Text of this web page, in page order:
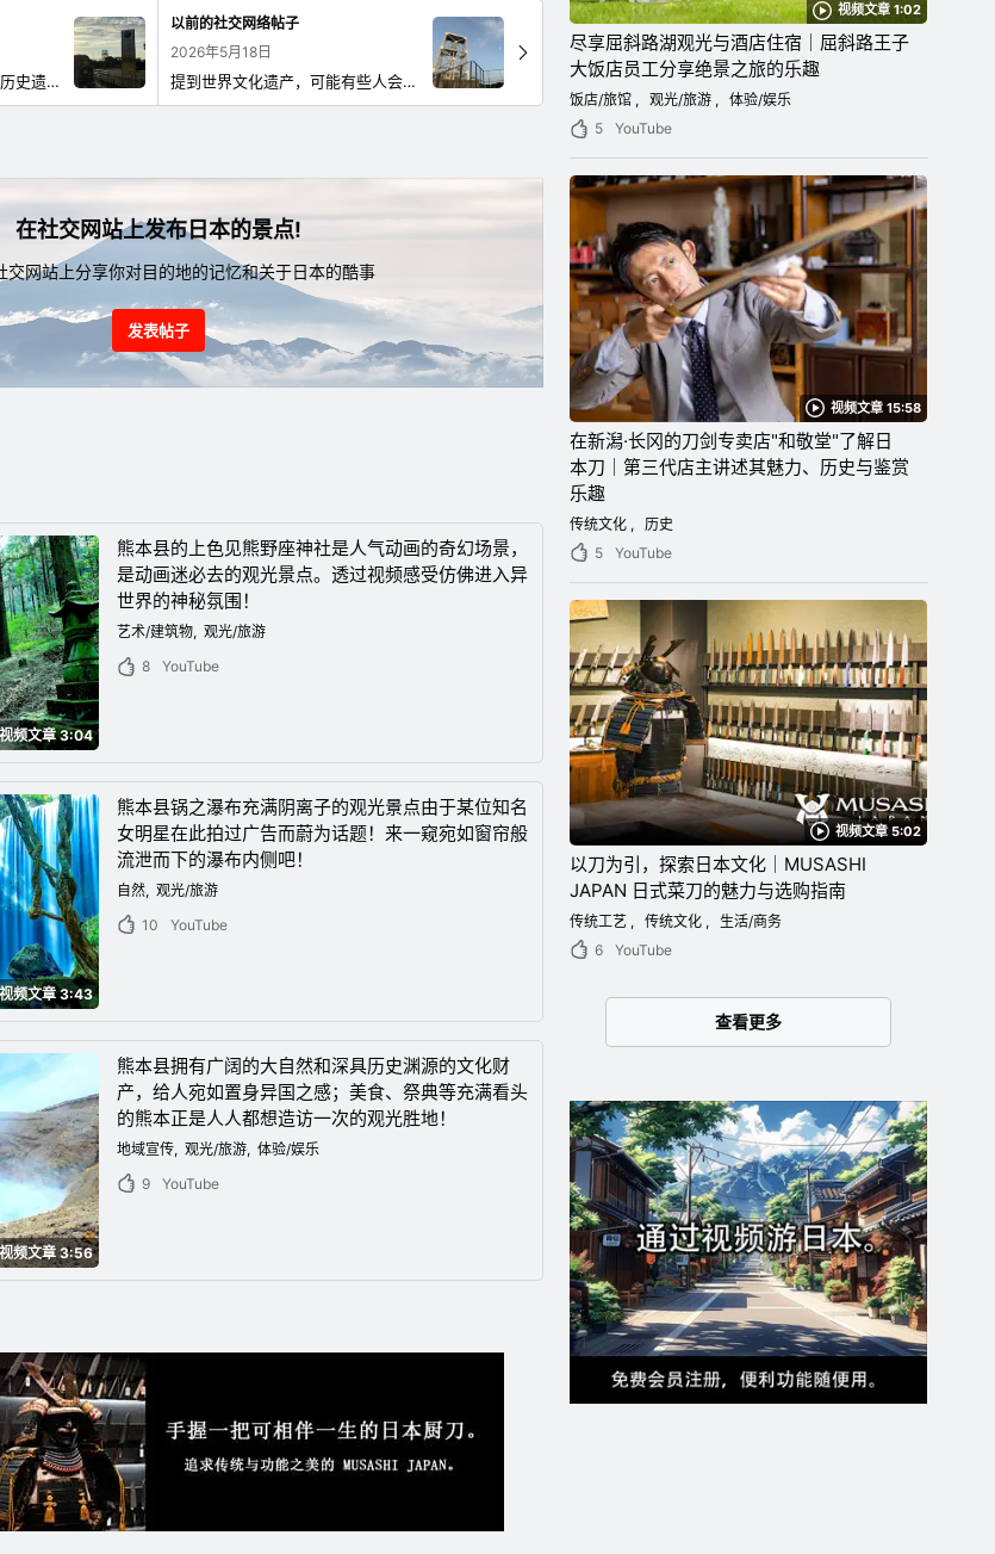
万田坑是荒尾市一个重要的历史遗址。 不仅仅是看到宏伟的建筑，想象背后人们的努力、当地的生活以及日本的产业发展，将使参观更加深刻。 首次到访的游客可以先在万田坑车站观看展览，然后再步行游览场地，这样更容易理解设施的作用。 【参观信息】9:30〜17:00（最后入场时间16:30）／休馆：周一（如遇节假日则顺延至下一个工作日）・年末年初／票价：成人・大学生410日元，高中生310日元，小中学生210日元／万田坑车站（免费展览室・入场券销售处） #万田坑车站 #三池炭矿 #产业遗产 #历史散策 #学习之旅 #日本的现代化 #矿坑遗址 #MandaCoalMine #AraoCity #KumamotoTravel #WorldHeritage #IndustrialHeritage #VisitJapan #JapanHistory #TravelJapan
以前的社交网络帖子
2026年5月18日
提到世界文化遗产，可能有些人会想象是远观的景象。 在万田坑，您可以实际走在场地上，感受建筑的规模和材料，以及煤矿的运作方式。 静谧的场地上残留的铁骨和砖石风景，正是支撑现代日本的产业记忆。这里是一个可以边拍照边慢慢走，享受的好地方。 【参观信息】9:30〜17:00（最后入场16:30）／闭馆：周一（如果是节假日则顺延至下一个工作日）・年末年初／票价：成人・大学生410日元，高中生310日元，小中学生210日元／万田坑站（免费展览室・入场券销售处）
在社交网站上发布日本的景点!
交网站上分享你对目的地的记忆和关于日本的酷事
发表帖子
视频文章 3:04
熊本县的上色见熊野座神社是人气动画的奇幻场景，
是动画迷必去的观光景点。透过视频感受仿佛进入异
世界的神秘氛围！
艺术/建筑物
观光/旅游
8
YouTube
视频文章 3:43
熊本县锅之瀑布充满阴离子的观光㬌点由于某位知名
女明星在此拍过广告而蔚为话题！来一窥宛如窗帘般
流泄而下的瀑布内侧吧！
自然
观光/旅游
10
YouTube
视频文章 3:56
熊本县拥有广阔的大自然和深具历史渊源的文化财
产，给人宛如置身异国之感；美食、祭典等充满看头
的熊本正是人人都想造访一次的观光胜地！
地域宣传 观光/旅游
体验/娱乐
9
YouTube
视频文章 1:02
尽享屈斜路湖观光与酒店住宿｜屈斜路王子
大饭店员工分享绝景之旅的乐趣
饭店/旅馆 观光/旅游
体验/娱乐
5
YouTube
视频文章 15:58
在新潟·长冈的刀剑专卖店"和敬堂"了解日
本刀｜第三代店主讲述其魅力、历史与鉴赏
乐趣
传统文化
历史
5
YouTube
视频文章 5:02
以刀为引，探索日本文化｜MUSASHI
JAPAN 日式菜刀的魅力与选购指南
传统工艺 传统文化
生活/商务
6
YouTube
查看更多